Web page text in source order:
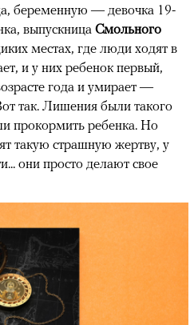
беременную — девочка 19-
выпускница Смольного
местах, где люди ходят в
и у них ребенок первый,
года и умирает —
так. Лишения были такого
прокормить ребенка. Но
такую страшную жертву, у
они просто делают свое